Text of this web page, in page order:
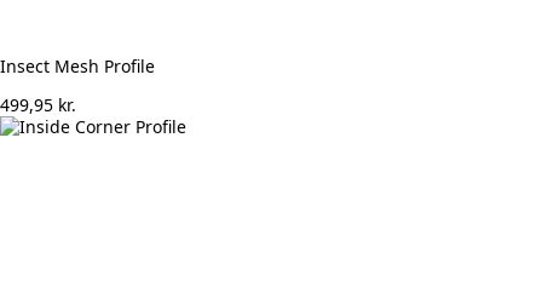
Insect Mesh Profile
499,95 kr.